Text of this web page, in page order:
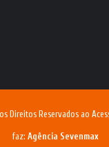
Direitos Reservados ao
faz: Agência Sevenmax